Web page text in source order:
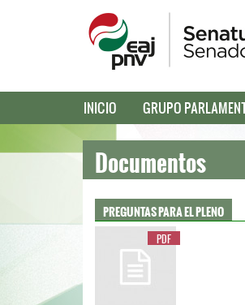
INICIO GRUPO
Documentos
PREGUNTAS PARA EL PLENO
PDF